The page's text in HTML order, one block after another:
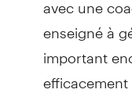
enseigné à
important
efficacement